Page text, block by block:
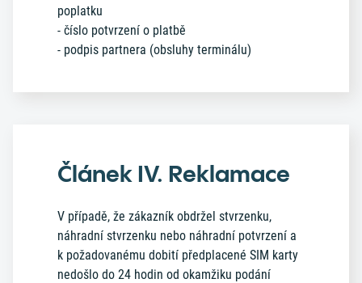
poplatku
- číslo potvrzení o platbě
- podpis partnera (obsluhy terminálu)
Článek IV. Reklamace
V případě, že zákazník obdržel stvrzenku,
náhradní stvrzenku nebo náhradní potvrzení a
k požadovanému dobití předplacené SIM karty
nedošlo do 24 hodin od okamžiku podání